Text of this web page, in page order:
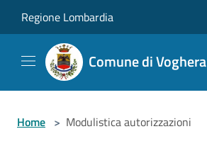
Regione Lombardia
Comune di Voghera
Home > Modulistica autorizzazioni